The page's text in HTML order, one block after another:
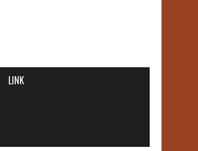
LINK